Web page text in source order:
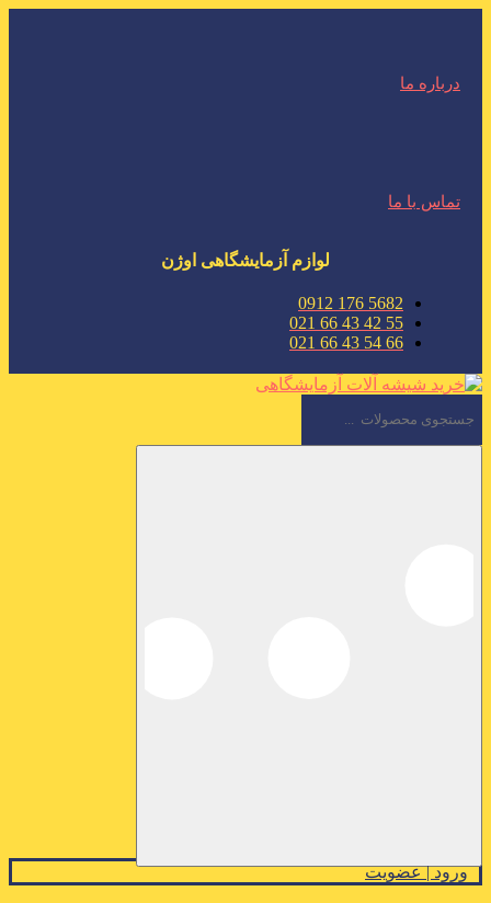
درباره ما
تماس با ما
لوازم آزمایشگاهی اوژن
5682 176 0912
55 42 43 66 021
66 54 43 66 021
ورود | عضویت